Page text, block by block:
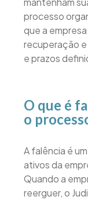
processo
que a
recuperação
e prazos
O que é
o
A falência é
ativos da
Quando a
reerguer, o